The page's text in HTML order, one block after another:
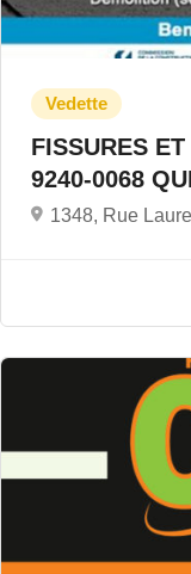
FISSURES
9240-0068
1348, Rue